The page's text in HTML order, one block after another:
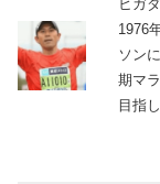
ヒガ
1976
ソン
期マ
目指